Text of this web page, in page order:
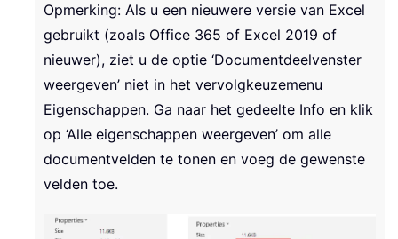
Opmerking: Als u een nieuwere versie van Excel
gebruikt (zoals Office 365 of Excel 2019 of
nieuwer), ziet u de optie ‘Documentdeelvenster
weergeven’ niet in het vervolgkeuzemenu
Eigenschappen. Ga naar het gedeelte Info en klik
op ‘Alle eigenschappen weergeven’ om alle
documentvelden te tonen en voeg de gewenste
velden toe.